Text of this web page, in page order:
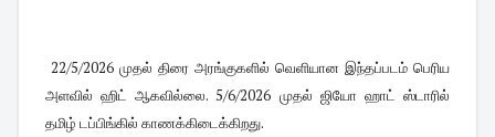
22/5/2026 முதல் திரை அரங்குகளில் வெளியான இந்தப்படம் பெரிய
அளவில் ஹிட் ஆகவில்லை. 5/6/2026 முதல் ஜியோ ஹாட் ஸ்டாரில்
தமிழ் டப்பிங்கில் காணக்கிடைக்கிறது.